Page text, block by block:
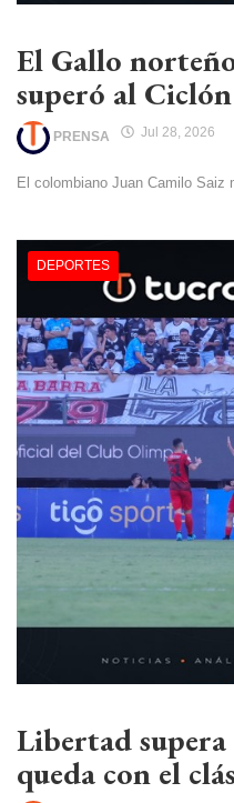
El Gallo
superó al Ciclón
PRENSA Jul 28, 2026
El colombiano Juan Camilo Saiz
DEPORTES
Libertad
queda con el